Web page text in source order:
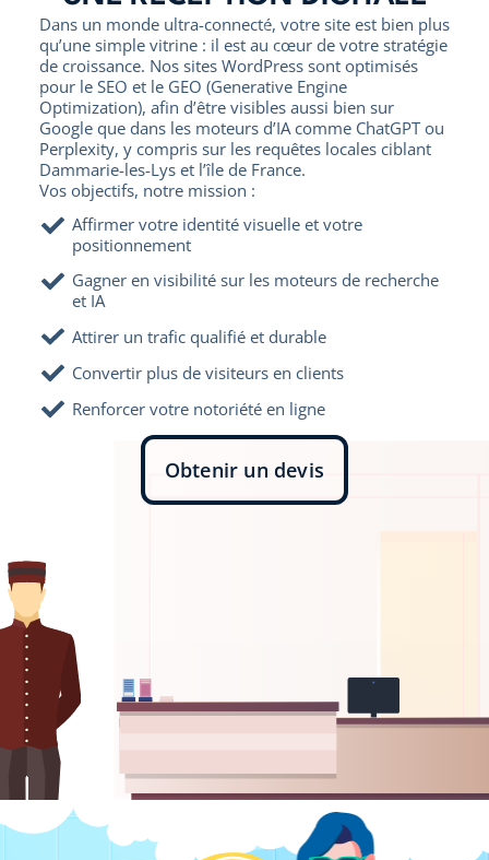
Dans un monde ultra-connecté, votre site est bien plus
qu’une simple vitrine : il est au cœur de votre stratégie
de croissance. Nos sites WordPress sont optimisés
pour le SEO et le GEO (Generative Engine
Optimization), afin d’être visibles aussi bien sur
Google que dans les moteurs d’IA comme ChatGPT ou
Perplexity, y compris sur les requêtes locales ciblant
Dammarie-les-Lys et l’île de France.
Vos objectifs, notre mission :
Affirmer votre identité visuelle et votre
positionnement
Gagner en visibilité sur les moteurs de recherche
et IA
Attirer un trafic qualifié et durable
Convertir plus de visiteurs en clients
Renforcer votre notoriété en ligne
Obtenir un devis